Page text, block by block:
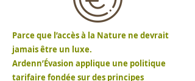
Parce que l’accès à la Nature ne devrait
jamais être un luxe.
Ardenn’Évasion applique une politique
tarifaire fondée sur des principes